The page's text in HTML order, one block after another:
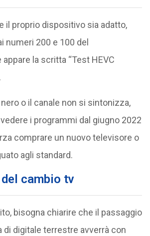
il proprio dispositivo sia adatto,
numeri 200 e 100 del
la scritta “Test HEVC
o il canale non si sintonizza,
i programmi dal giugno 2022
comprare un nuovo televisore o
agli standard.
cambio tv
bisogna chiarire che il passaggio
di digitale terrestre avverrà con